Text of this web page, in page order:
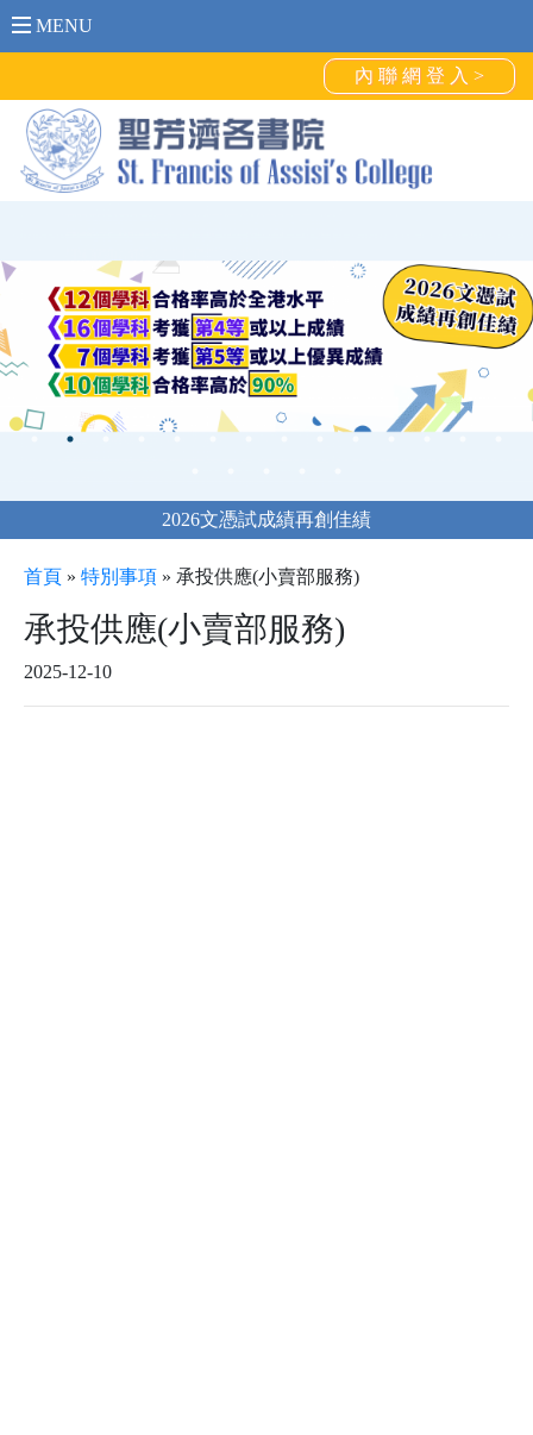
MENU
內 聯 網 登 入 >
2026文憑試成績再創佳績
首頁 » 特別事項 » 承投供應(小賣部服務)
承投供應(小賣部服務)
2025-12-10